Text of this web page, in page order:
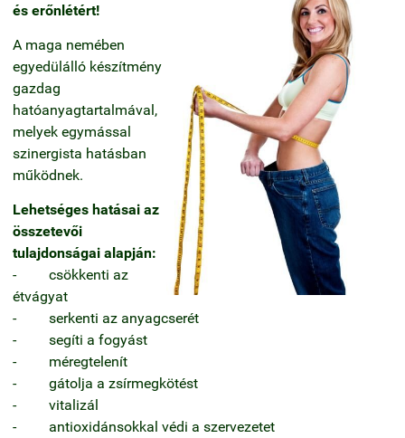
és erőnlétért!
A maga nemében
egyedülálló készítmény
gazdag
hatóanyagtartalmával,
melyek egymással
szinergista hatásban
működnek.
Lehetséges hatásai az
összetevői
tulajdonságai alapján:
- csökkenti az
étvágyat
- serkenti az anyagcserét
- segíti a fogyást
- méregtelenít
- gátolja a zsírmegkötést
- vitalizál
- antioxidánsokkal védi a szervezetet